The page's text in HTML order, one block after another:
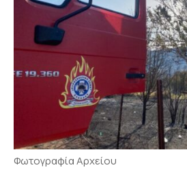
Φωτογραφία Αρχείου